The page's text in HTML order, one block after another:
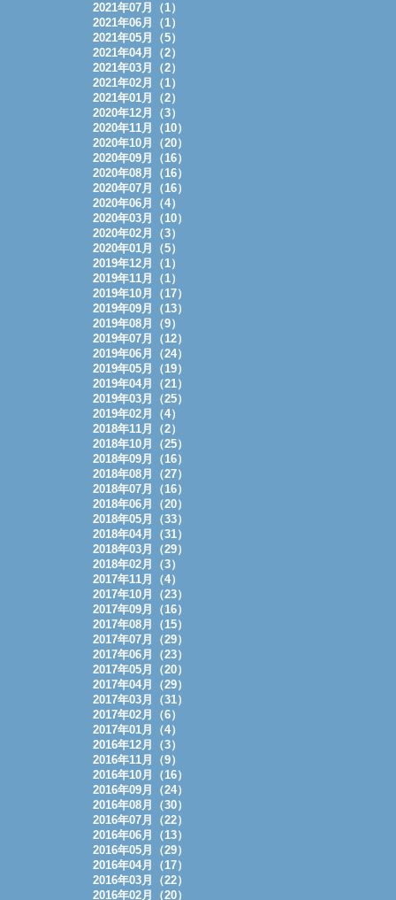
2021年07月（1）
2021年06月（1）
2021年05月（5）
2021年04月（2）
2021年03月（2）
2021年02月（1）
2021年01月（2）
2020年12月（3）
2020年11月（10）
2020年10月（20）
2020年09月（16）
2020年08月（16）
2020年07月（16）
2020年06月（4）
2020年03月（10）
2020年02月（3）
2020年01月（5）
2019年12月（1）
2019年11月（1）
2019年10月（17）
2019年09月（13）
2019年08月（9）
2019年07月（12）
2019年06月（24）
2019年05月（19）
2019年04月（21）
2019年03月（25）
2019年02月（4）
2018年11月（2）
2018年10月（25）
2018年09月（16）
2018年08月（27）
2018年07月（16）
2018年06月（20）
2018年05月（33）
2018年04月（31）
2018年03月（29）
2018年02月（3）
2017年11月（4）
2017年10月（23）
2017年09月（16）
2017年08月（15）
2017年07月（29）
2017年06月（23）
2017年05月（20）
2017年04月（29）
2017年03月（31）
2017年02月（6）
2017年01月（4）
2016年12月（3）
2016年11月（9）
2016年10月（16）
2016年09月（24）
2016年08月（30）
2016年07月（22）
2016年06月（13）
2016年05月（29）
2016年04月（17）
2016年03月（22）
2016年02月（20）